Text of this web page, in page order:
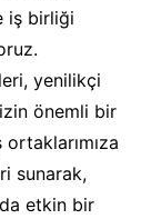
iş birliği
yenilikçi
önemli bir
sunarak,
etkin bir